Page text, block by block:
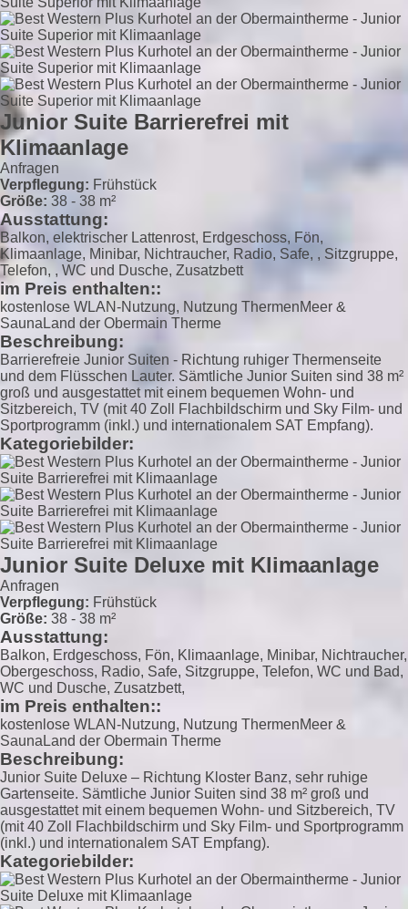
Junior Suite Barrierefrei mit
Klimaanlage
Anfragen
Verpflegung: Frühstück
Größe: 38 - 38 m²
Ausstattung:
Balkon, elektrischer Lattenrost, Erdgeschoss, Fön,
Klimaanlage, Minibar, Nichtraucher, Radio, Safe, , Sitzgruppe,
Telefon, , WC und Dusche, Zusatzbett
im Preis enthalten::
kostenlose WLAN-Nutzung, Nutzung ThermenMeer &
SaunaLand der Obermain Therme
Beschreibung:
Barrierefreie Junior Suiten - Richtung ruhiger Thermenseite
und dem Flüsschen Lauter. Sämtliche Junior Suiten sind 38 m²
groß und ausgestattet mit einem bequemen Wohn- und
Sitzbereich, TV (mit 40 Zoll Flachbildschirm und Sky Film- und
Sportprogramm (inkl.) und internationalem SAT Empfang).
Kategoriebilder:
Junior Suite Deluxe mit Klimaanlage
Anfragen
Verpflegung: Frühstück
Größe: 38 - 38 m²
Ausstattung:
Balkon, Erdgeschoss, Fön, Klimaanlage, Minibar, Nichtraucher,
Obergeschoss, Radio, Safe, Sitzgruppe, Telefon, WC und Bad,
WC und Dusche, Zusatzbett,
im Preis enthalten::
kostenlose WLAN-Nutzung, Nutzung ThermenMeer &
SaunaLand der Obermain Therme
Beschreibung:
Junior Suite Deluxe – Richtung Kloster Banz, sehr ruhige
Gartenseite. Sämtliche Junior Suiten sind 38 m² groß und
ausgestattet mit einem bequemen Wohn- und Sitzbereich, TV
(mit 40 Zoll Flachbildschirm und Sky Film- und Sportprogramm
(inkl.) und internationalem SAT Empfang).
Kategoriebilder: